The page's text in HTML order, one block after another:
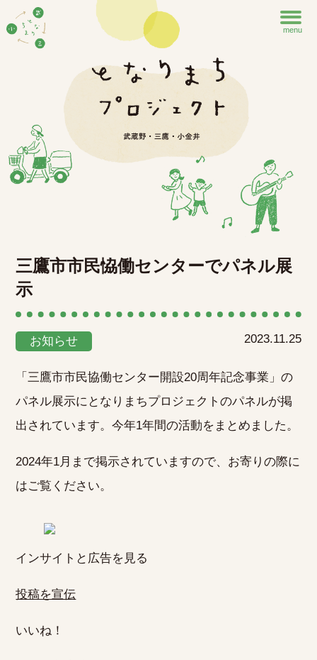
menu
三鷹市市民恊働センターでパネル展
示
お知らせ 2023.11.25
「三鷹市市民協働センター開設20周年記念事業」の
パネル展示にとなりまちプロジェクトのパネルが掲
出されています。今年1年間の活動をまとめました。
2024年1月まで掲示されていますので、お寄りの際に
はご覧ください。
インサイトと広告を見る
投稿を宣伝
いいね！